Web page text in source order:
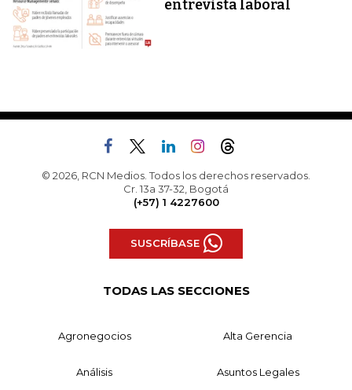
entrevista laboral
© 2026, RCN Medios. Todos los derechos reservados.
Cr. 13a 37-32, Bogotá
(+57) 1 4227600
SUSCRÍBASE
TODAS LAS SECCIONES
Agronegocios Alta Gerencia
Análisis Asuntos Legales